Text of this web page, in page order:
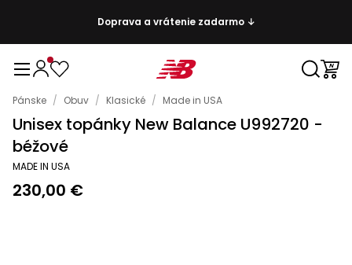
Doprava a vrátenie zadarmo ↓
Pánske / Obuv / Klasické / Made in USA
Unisex topánky New Balance U992720 -
béžové
MADE IN USA
230,00 €